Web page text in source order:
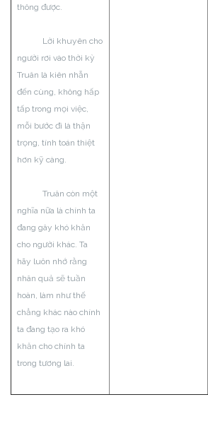
thông được.
Lời khuyên cho
người rơi vào thời kỳ
Truân là kiên nhẫn
đến cùng, không hấp
tấp trong mọi việc,
mỗi bước đi là thận
trọng, tính toán thiệt
hơn kỹ càng.
Truân còn một
nghĩa nữa là chính ta
đang gây khó khăn
cho người khác. Ta
hãy luôn nhớ rằng
nhân quả sẽ tuần
hoàn, làm như thế
chẳng khác nào chính
ta đang tạo ra khó
khăn cho chính ta
trong tương lai.